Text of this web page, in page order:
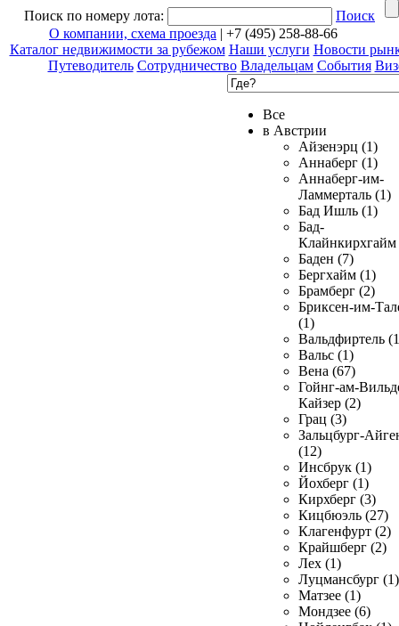
Поиск по номеру лота:
Поиск
О компании, схема проезда | +7 (495) 258-88-66
Каталог недвижимости за рубежом Наши услуги Новости
Путеводитель Сотрудничество Владельцам События
Все
в Австрии
Айзенэрц (1)
Аннаберг (1)
Аннаберг-им-
Ламмерталь (1)
Бад Ишль (1)
Бад-
Клайнкирхгайм
Баден (7)
Бергхайм (1)
Брамберг (2)
Бриксен-им-
(1)
Вальдфиртель
Вальс (1)
Вена (67)
Гойнг-ам-
Кайзер (2)
Грац (3)
Зальцбург-
(12)
Инсбрук (1)
Йохберг (1)
Кирхберг (3)
Кицбюэль (27)
Клагенфурт (2)
Крайшберг (2)
Лех (1)
Луцмансбург (1)
Матзее (1)
Мондзее (6)